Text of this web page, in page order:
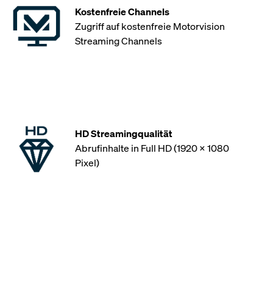
Kostenfreie Channels
Zugriff auf kostenfreie Motorvision
Streaming Channels
HD Streamingqualität
Abrufinhalte in Full HD (1920 x 1080
Pixel)